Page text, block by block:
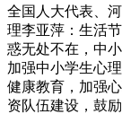
全国人大代表、
理李亚萍：生活
惑无处不在，中
加强中小学生心
健康教育，加强
资队伍建设，鼓